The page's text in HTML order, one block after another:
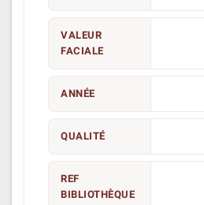
VALEUR
FACIALE
ANNÉE
QUALITÉ
REF
BIBLIOTHÈQUE